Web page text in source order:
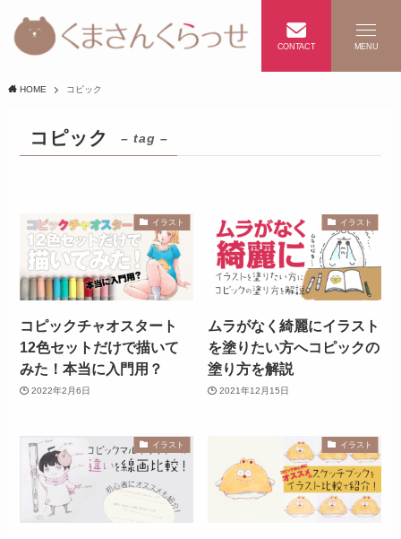
CONTACT MENU
HOME コピック
コピック – tag –
イラスト
コピックチャオスタート
12色セットだけで描いて
みた！本当に入門用？
2022年2月6日
イラスト
ムラがなく綺麗にイラスト
を塗りたい方へコピックの
塗り方を解説
2021年12月15日
イラスト イラスト